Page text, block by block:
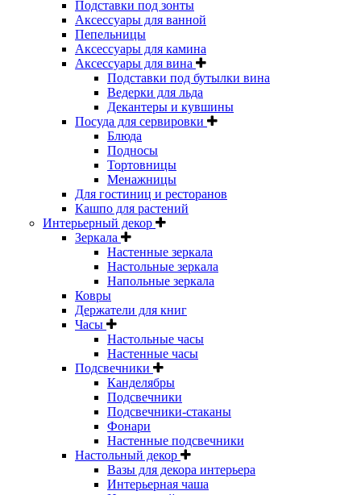
Подставки под зонты
Аксессуары для ванной
Пепельницы
Аксессуары для камина
Аксессуары для вина
Подставки под бутылки вина
Ведерки для льда
Декантеры и кувшины
Посуда для сервировки
Блюда
Подносы
Тортовницы
Менажницы
Для гостиниц и ресторанов
Кашпо для растений
Интерьерный декор
Зеркала
Настенные зеркала
Настольные зеркала
Напольные зеркала
Ковры
Держатели для книг
Часы
Настольные часы
Настенные часы
Подсвечники
Канделябры
Подсвечники
Подсвечники-стаканы
Фонари
Настенные подсвечники
Настольный декор
Вазы для декора интерьера
Интерьерная чаша